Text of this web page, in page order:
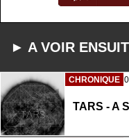
► A VOIR
CHRONIQUE
TARS - A